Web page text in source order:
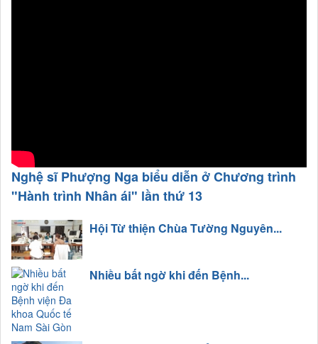
Nghệ sĩ Phượng Nga biểu diễn ở Chương trình
"Hành trình Nhân ái" lần thứ 13
Hội Từ thiện Chùa Tường Nguyên...
Nhiều bất ngờ khi đến Bệnh...